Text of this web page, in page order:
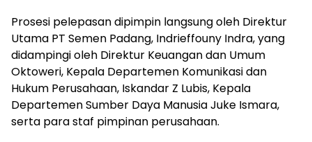
Prosesi pelepasan dipimpin langsung oleh Direktur
Utama PT Semen Padang, Indrieffouny Indra, yang
didampingi oleh Direktur Keuangan dan Umum
Oktoweri, Kepala Departemen Komunikasi dan
Hukum Perusahaan, Iskandar Z Lubis, Kepala
Departemen Sumber Daya Manusia Juke Ismara,
serta para staf pimpinan perusahaan.